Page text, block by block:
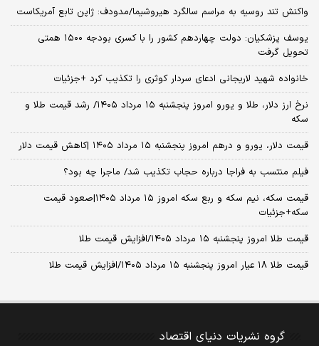
واکنش تند روسیه به مراسم سالگرد هیروشیما/مدودف: ژاپن تابع آمریکاست
یوسف پزشکیان: دولت چهاردهم کشور را با کسری بودجه ۱۵۰۰ همتی
تحویل گرفت
خانواده شهید لاریجانی ادعای سردار کوثری را تکذیب کرد +جزئیات
نرخ ارز دلار، طلا و یورو امروز پنجشنبه ۱۵ مرداد ۱۴۰۵/ رشد قیمت طلا و
سکه
قیمت دلار، یورو و درهم امروز پنجشنبه ۱۵ مرداد ۱۴۰۵ |کاهش قیمت دلار
فیلم منتسب به فراجا درباره حجاب تکذیب شد/ ماجرا چه بود؟
قیمت سکه، نیم سکه و ربع سکه امروز ۱۵ مرداد ۱۴۰۵|صعود قیمت
سکه+جزئیات
قیمت طلا امروز پنجشنبه ۱۵ مرداد ۱۴۰۵/افزایش قیمت طلا
قیمت طلا ۱۸ عیار امروز پنجشنبه ۱۵ مرداد ۱۴۰۵/افزایش قیمت طلا
گروه نشریات دنیای اقتصاد